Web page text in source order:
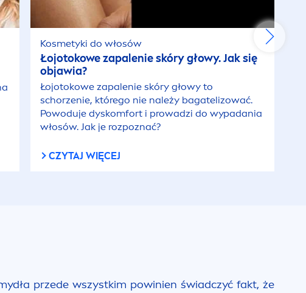
Kosmetyki do włosów
Łojotokowe zapalenie skóry głowy. Jak się
objawia?
Łojotokowe zapalenie skóry głowy to
schorzenie, którego nie należy bagatelizować.
Powoduje dyskomfort i prowadzi do wypadania
włosów. Jak je rozpoznać?
CZYTAJ WIĘCEJ
przede wszystkim powinien świadczyć fakt, że